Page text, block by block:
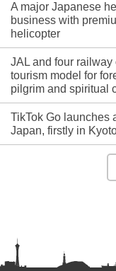
A major Japanese
business with
helicopter
JAL and four
tourism model for
pilgrim and spiritual
TikTok Go launches
Japan, firstly in